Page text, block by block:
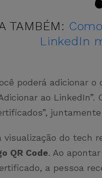
TAMBÉM:
LinkedIn
poderá adicionar
ao
visualização do tech
QR Code. Ao
a pessoa